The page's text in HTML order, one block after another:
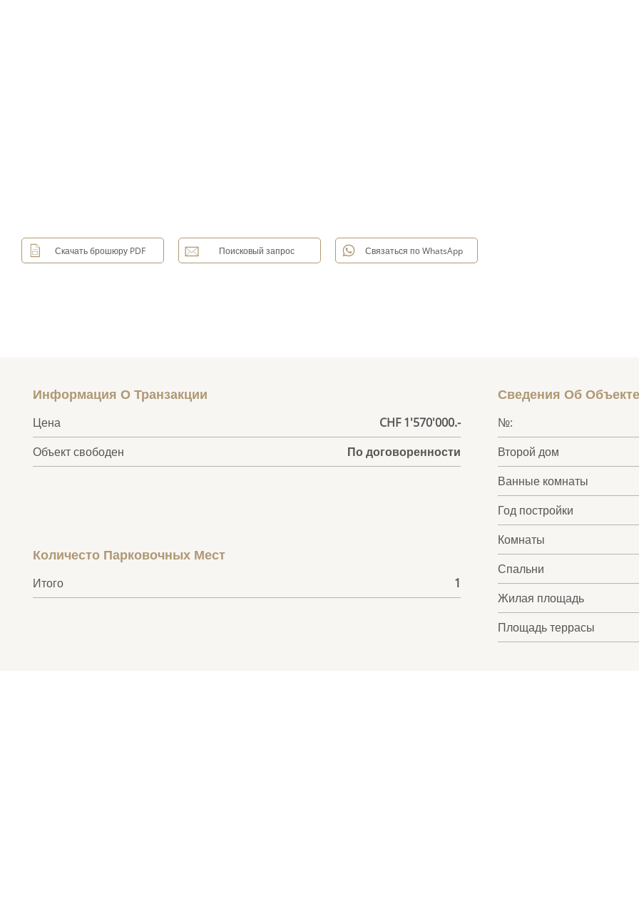
Скачать брошюру PDF Поисковый запрос Связаться по WhatsApp
Информация О Транзакции
Цена
CHF 1'570'000.-
Объект свободен
По договоренности
Количесто Парковочных Мест
Итого 1
Сведения Об Объекте
№:
Второй дом
Ванные комнаты
Год постройки
Комнаты
Спальни
Жилая площадь
Площадь террасы